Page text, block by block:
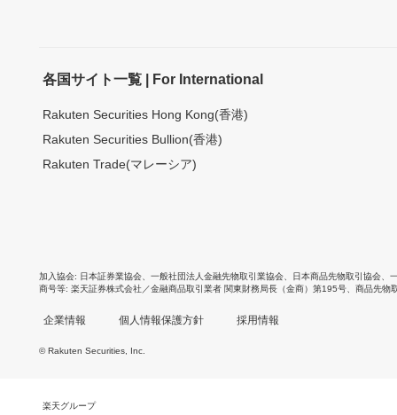
各国サイト一覧 | For International
Rakuten Securities Hong Kong(香港)
Rakuten Securities Bullion(香港)
Rakuten Trade(マレーシア)
加入協会 日本証券業協会 一般社団法人金融先物取引業協会 日本商品先物取引協会
商号等 楽天証券株式会社／金融商品取引業者 関東財務局長（金商）第195号、商品先物
企業情報 個人情報保護方針 採用情報
© Rakuten Securities, Inc.
楽天グループ